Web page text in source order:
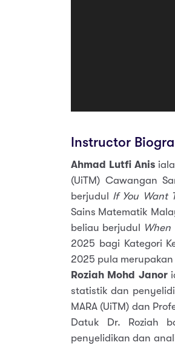
Instructor
Ahmad Lutfi Anis
(UiTM) Cawangan
berjudul If You Want
Sains Matematik
beliau berjudul When
2025 bagi Kategori
2025 pula
Roziah Mohd Janor
statistik dan
MARA (UiTM) dan
Datuk Dr. Roziah
penyelidikan dan